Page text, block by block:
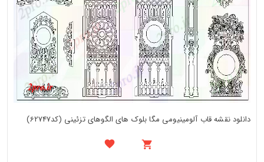
دانلود نقشه قاب آلومینیومی مگا بلوک های الگوهای تزئینی (کد62747)